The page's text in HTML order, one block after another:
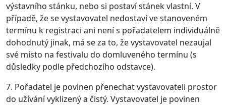
výstavního stánku, nebo si postaví stánek vlastní. V
případě, že se vystavovatel nedostaví ve stanoveném
termínu k registraci ani není s pořadatelem individuálně
dohodnutý jinak, má se za to, že vystavovatel nezaujal
své místo na festivalu do domluveného termínu (s
důsledky podle předchozího odstavce).
7. Pořadatel je povinen přenechat vystavovateli prostor
do užívání vyklizený a čistý. Vystavovatel je povinen